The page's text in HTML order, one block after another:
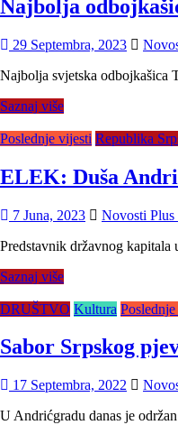
Najbolja
29 Septembra, 2023
Najbolja svjetska odbojkašica
Saznaj više
Poslednje vijesti Republika
ELEK: Duša
7 Juna, 2023 Novosti Plus
Predstavnik državnog kapitala
Saznaj više
DRUŠTVO Kultura
Sabor Srpskog
17 Septembra, 2022
U Andrićgradu danas je